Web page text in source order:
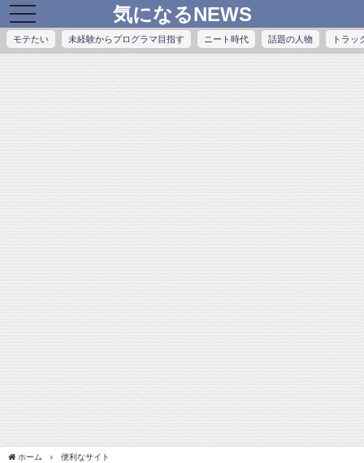
toggle
navigation
気になるNEWS
モテたい 未経験からプログラマ目指す ニート時代 話題の人物 トラッ
ホーム
便利なサイト